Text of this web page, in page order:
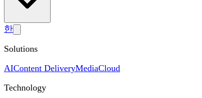
한
Solutions
AIContent DeliveryMediaCloud
Technology